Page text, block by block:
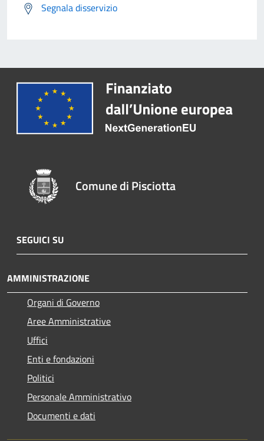
Segnala disservizio
Comune di Pisciotta
SEGUICI SU
AMMINISTRAZIONE
Organi di Governo
Aree Amministrative
Uffici
Enti e fondazioni
Politici
Personale Amministrativo
Documenti e dati